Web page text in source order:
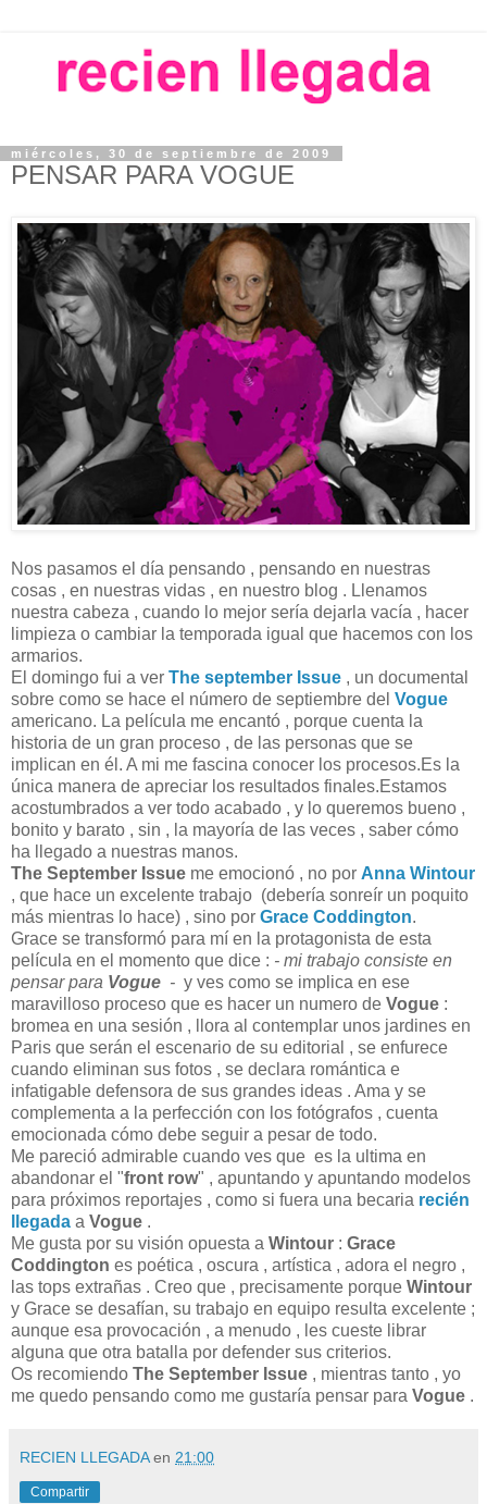
miércoles, 30 de septiembre de 2009
PENSAR PARA VOGUE
Nos pasamos el día pensando , pensando en nuestras
cosas , en nuestras vidas , en nuestro blog . Llenamos
nuestra cabeza , cuando lo mejor sería dejarla vacía , hacer
limpieza o cambiar la temporada igual que hacemos con los
armarios.
El domingo fui a ver The september Issue , un documental
sobre como se hace el número de septiembre del Vogue
americano. La película me encantó , porque cuenta la
historia de un gran proceso , de las personas que se
implican en él. A mi me fascina conocer los procesos.Es la
única manera de apreciar los resultados finales.Estamos
acostumbrados a ver todo acabado , y lo queremos bueno ,
bonito y barato , sin , la mayoría de las veces , saber cómo
ha llegado a nuestras manos.
The September Issue me emocionó , no por Anna Wintour
, que hace un excelente trabajo (debería sonreír un poquito
más mientras lo hace) , sino por Grace Coddington.
Grace se transformó para mí en la protagonista de esta
película en el momento que dice : - mi trabajo consiste en
pensar para Vogue - y ves como se implica en ese
maravilloso proceso que es hacer un numero de Vogue :
bromea en una sesión , llora al contemplar unos jardines en
Paris que serán el escenario de su editorial , se enfurece
cuando eliminan sus fotos , se declara romántica e
infatigable defensora de sus grandes ideas . Ama y se
complementa a la perfección con los fotógrafos , cuenta
emocionada cómo debe seguir a pesar de todo.
Me pareció admirable cuando ves que es la ultima en
abandonar el "front row" , apuntando y apuntando modelos
para próximos reportajes , como si fuera una becaria recién
llegada a Vogue .
Me gusta por su visión opuesta a Wintour : Grace
Coddington es poética , oscura , artística , adora el negro ,
las tops extrañas . Creo que , precisamente porque Wintour
y Grace se desafían, su trabajo en equipo resulta excelente ;
aunque esa provocación , a menudo , les cueste librar
alguna que otra batalla por defender sus criterios.
Os recomiendo The September Issue , mientras tanto , yo
me quedo pensando como me gustaría pensar para Vogue .
RECIEN LLEGADA en 21:00
Compartir